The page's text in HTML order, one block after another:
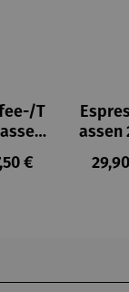
T
|
n
Preis:
€
assen
Set –